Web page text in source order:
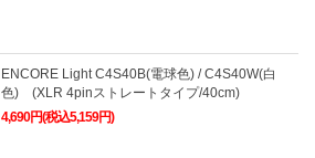
ENCORE Light C4S40B(電球色) / C4S40W(白
色) (XLR 4pinストレートタイプ/40cm)
4,690円(税込5,159円)